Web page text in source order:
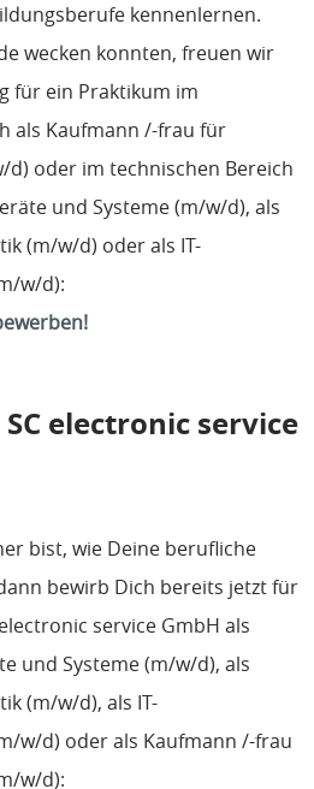
kennenlernen.
wecken konnten, freuen wir
für ein Praktikum im
als Kaufmann /-frau für
oder im technischen Bereich
und Systeme (m/w/d), als
(m/w/d) oder als IT-
w/d):
electronic service
bist, wie Deine berufliche
bewirb Dich bereits jetzt für
service GmbH als
und Systeme (m/w/d), als
(m/w/d), als IT-
w/d) oder als Kaufmann /-frau
w/d):